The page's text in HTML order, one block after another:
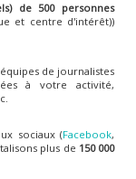
de 500 personnes
et centre d'intérêt))
de journalistes
à votre activité,
sociaux (Facebook,
plus de 150 000